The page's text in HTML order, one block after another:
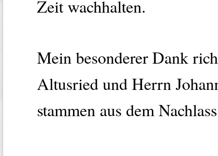
Zeit wachhalten.
Mein besonderer Dank
Altusried und Herrn
stammen aus dem